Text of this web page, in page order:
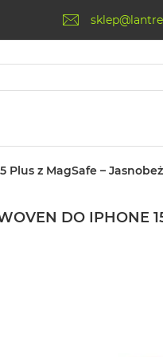
z MagSafe –
DO IPHONE